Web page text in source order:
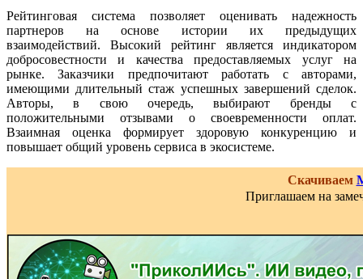
Рейтинговая система позволяет оценивать надежность
партнеров на основе истории их предыдущих
взаимодействий. Высокий рейтинг является индикатором
добросовестности и качества предоставляемых услуг на
рынке. Заказчики предпочитают работать с авторами,
имеющими длительный стаж успешных завершений сделок.
Авторы, в свою очередь, выбирают бренды с
положительными отзывами о своевременности оплат.
Взаимная оценка формирует здоровую конкуренцию и
повышает общий уровень сервиса в экосистеме.
Скачиваем
Приглашаем на